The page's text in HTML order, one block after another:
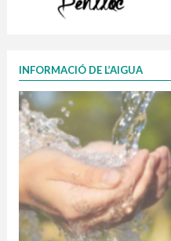
INFORMACIÓ DE L’AIGUA